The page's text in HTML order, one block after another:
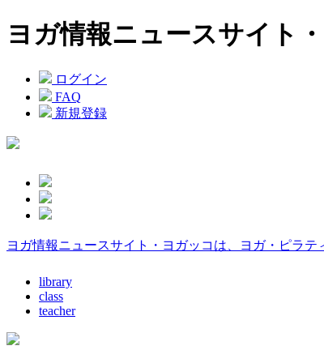
ヨガ情報ニュースサイト
ログイン
FAQ
新規登録
ヨガ情報ニュースサイト・ヨガッコは、ヨガ・ピラテ
library
class
teacher